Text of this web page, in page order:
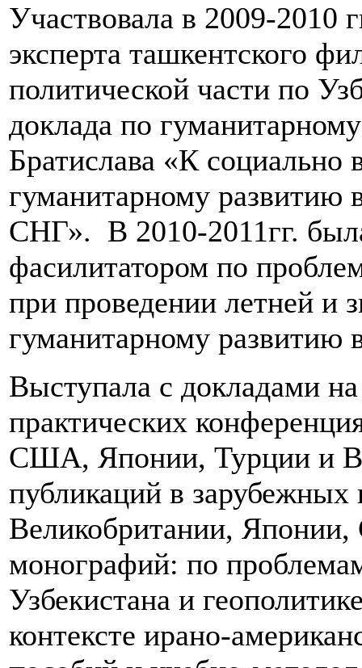
Участвовала в 2009-2010
эксперта ташкентского
политической части по
доклада по
Братислава «К социально
гуманитарному развитию
СНГ». В 2010-2011гг.
фасилитатором по
при проведении летней
гуманитарному развитию
Выступала с докладами
практических
США, Японии, Турции и
публикаций в
Великобритании,
монографий: по
Узбекистана и
контексте ирано-